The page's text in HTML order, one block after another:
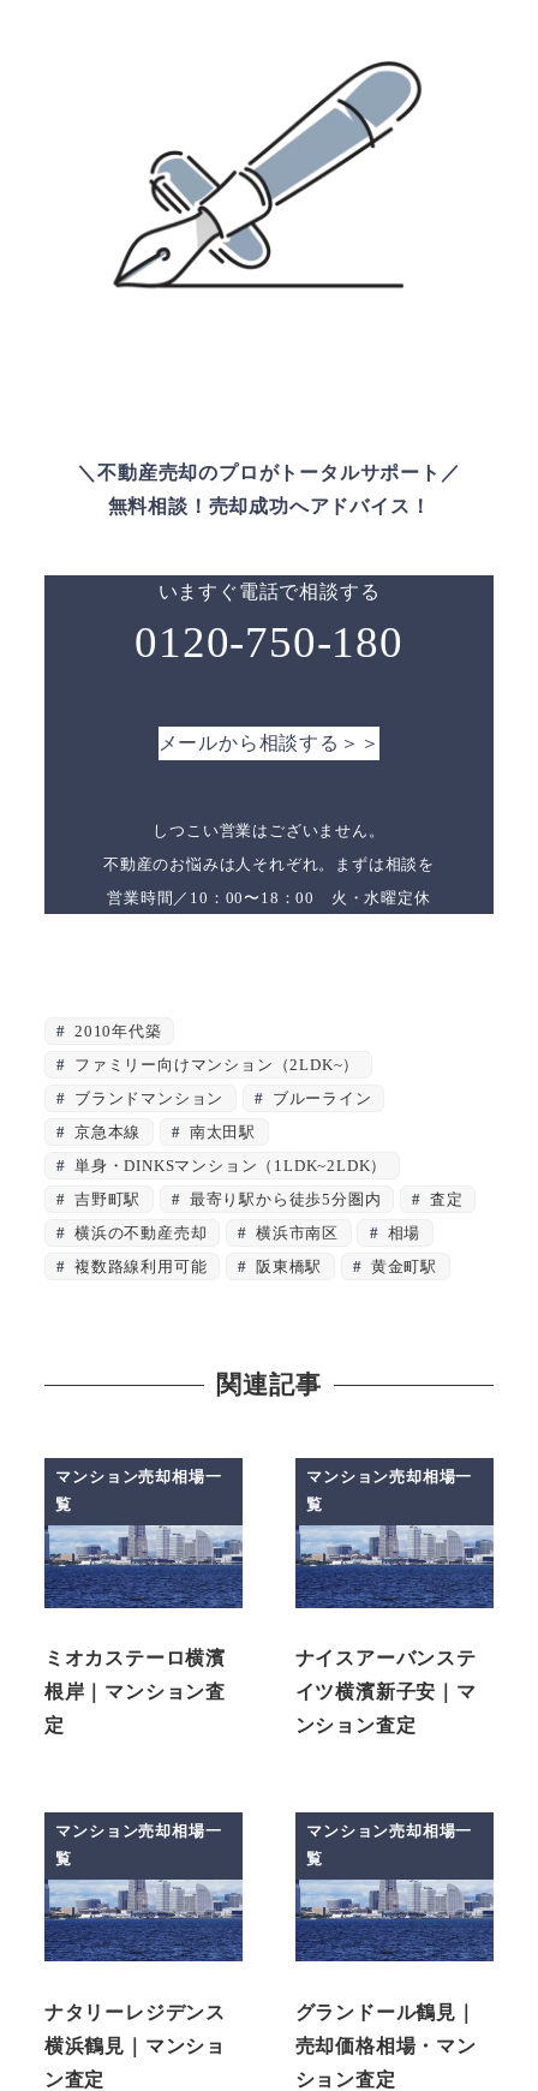
＼不動産売却のプロがトータルサポート／
無料相談！売却成功へアドバイス！
いますぐ電話で相談する
0120-750-180
メールから相談する＞＞
しつこい営業はございません。
不動産のお悩みは人それぞれ。まずは相談を
営業時間／10：00〜18：00 火・水曜定休
2010年代築
ファミリー向けマンション（2LDK~）
ブランドマンション
ブルーライン
京急本線
南太田駅
単身・DINKSマンション（1LDK~2LDK）
吉野町駅
最寄り駅から徒歩5分圏内
査定
横浜の不動産売却
横浜市南区
相場
複数路線利用可能
阪東橋駅 黄金町駅
関連記事
マンション売却相場一
覧
ミオカステーロ横濱
根岸｜マンション査
定
マンション売却相場一
覧
ナイスアーバンステ
イツ横濱新子安｜マ
ンション査定
マンション売却相場一
覧
ナタリーレジデンス
横浜鶴見｜マンショ
ン査定
マンション売却相場一
覧
グランドール鶴見｜
売却価格相場・マン
ション査定